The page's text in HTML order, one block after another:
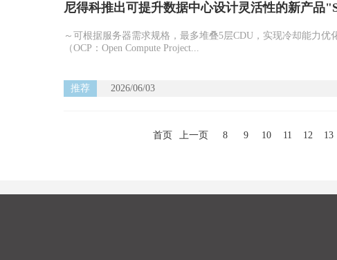
尼得科推出可提升数据中心设计灵活性的新产品
～可根据服务器需求规格，最多堆叠5层CDU，实现冷却能力
（OCP：Open Compute Project...
推荐 2026/06/03
首页 上一页 8 9 10 11 12 13